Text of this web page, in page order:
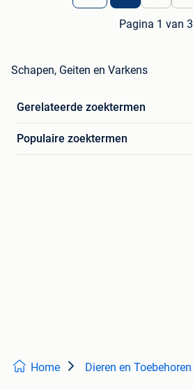
Pagina 1 van 3
Schapen, Geiten en Varkens
Gerelateerde zoektermen
Populaire zoektermen
Home Dieren en Toebehoren